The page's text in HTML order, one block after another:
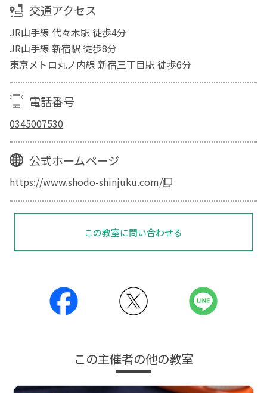
交通アクセス
JR山手線 代々木駅 徒歩4分
JR山手線 新宿駅 徒歩8分
東京メトロ丸ノ内線 新宿三丁目駅 徒歩6分
電話番号
0345007530
公式ホームページ
https://www.shodo-shinjuku.com/
この教室に問い合わせる
この主催者の他の教室